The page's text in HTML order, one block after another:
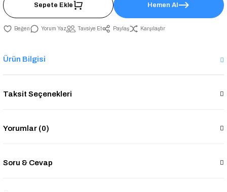
Sepete Ekle Hemen Al
Yorum Yaz Tavsiye Et Paylaş Karşılaştır
Ürün Bilgisi
Taksit Seçenekleri
Yorumlar (0)
Soru & Cevap